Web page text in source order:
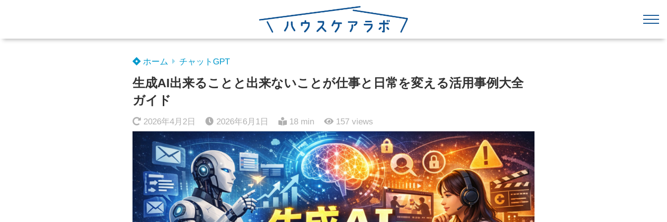
ホーム チャットGPT
生成AI出来ることと出来ないことが仕事と日常を変える活用事例大全
ガイド
2026年4月2日 2026年6月1日 18 min 157 views